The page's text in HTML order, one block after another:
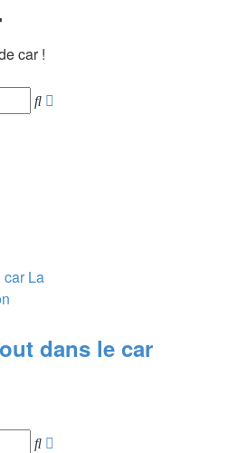
car !
Rechercher
car La
dans le car
Rechercher